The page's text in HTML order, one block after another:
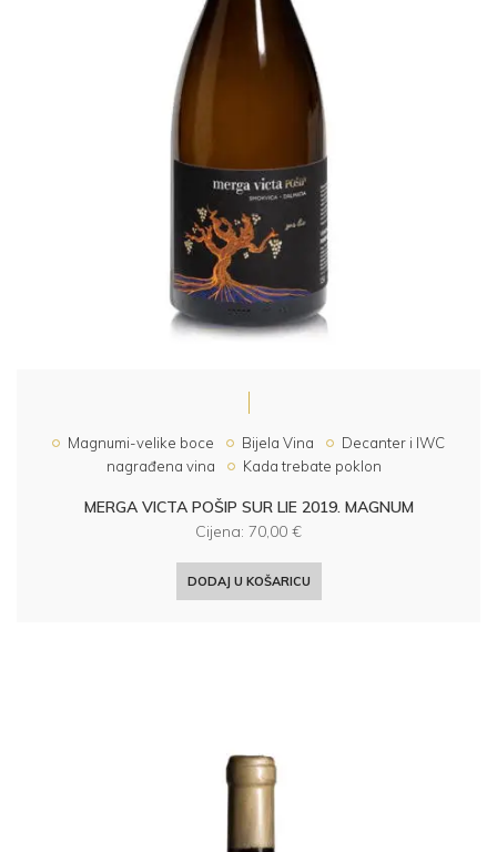
Magnumi-velike boce Bijela Vina
Decanter i IWC
nagrađena vina
Kada trebate poklon
MERGA VICTA POŠIP SUR LIE 2019. MAGNUM
Cijena: 70,00 €
DODAJ U KOŠARICU